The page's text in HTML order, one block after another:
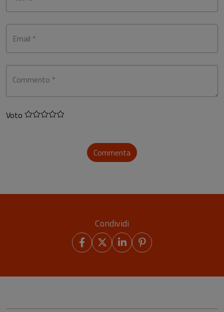
Email *
Commento *
Voto
Commenta
Condividi